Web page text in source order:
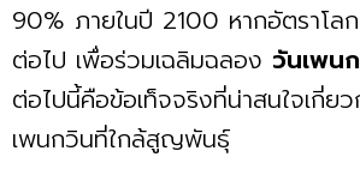
90% ภายในปี 2100 หากอัตราโล
ต่อไป เพื่อร่วมเฉลิมฉลอง วันเพน
ต่อไปนี้คือข้อเท็จจริงที่น่าสนใจเกี่ย
เพนกวินที่ใกล้สูญพันธุ์